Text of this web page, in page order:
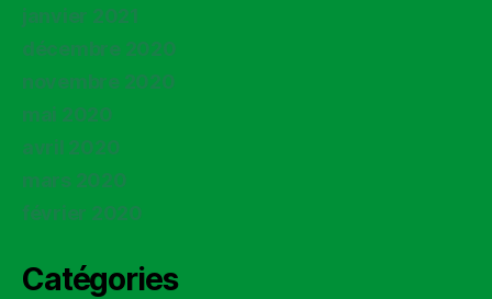
janvier 2021
décembre 2020
novembre 2020
mai 2020
avril 2020
mars 2020
février 2020
Catégories